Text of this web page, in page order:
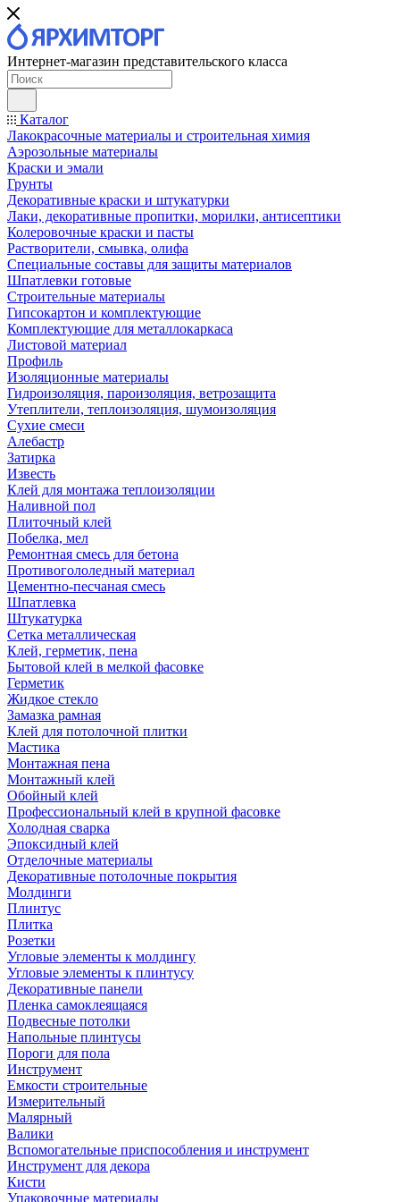
Интернет-магазин представительского класса
Каталог
Лакокрасочные материалы и строительная химия
Аэрозольные материалы
Краски и эмали
Грунты
Декоративные краски и штукатурки
Лаки, декоративные пропитки, морилки, антисептики
Колеровочные краски и пасты
Растворители, смывка, олифа
Специальные составы для защиты материалов
Шпатлевки готовые
Строительные материалы
Гипсокартон и комплектующие
Комплектующие для металлокаркаса
Листовой материал
Профиль
Изоляционные материалы
Гидроизоляция, пароизоляция, ветрозащита
Утеплители, теплоизоляция, шумоизоляция
Сухие смеси
Алебастр
Затирка
Известь
Клей для монтажа теплоизоляции
Наливной пол
Плиточный клей
Побелка, мел
Ремонтная смесь для бетона
Противогололедный материал
Цементно-песчаная смесь
Шпатлевка
Штукатурка
Сетка металлическая
Клей, герметик, пена
Бытовой клей в мелкой фасовке
Герметик
Жидкое стекло
Замазка рамная
Клей для потолочной плитки
Мастика
Монтажная пена
Монтажный клей
Обойный клей
Профессиональный клей в крупной фасовке
Холодная сварка
Эпоксидный клей
Отделочные материалы
Декоративные потолочные покрытия
Молдинги
Плинтус
Плитка
Розетки
Угловые элементы к молдингу
Угловые элементы к плинтусу
Декоративные панели
Пленка самоклеящаяся
Подвесные потолки
Напольные плинтусы
Пороги для пола
Инструмент
Емкости строительные
Измерительный
Малярный
Валики
Вспомогательные приспособления и инструмент
Инструмент для декора
Кисти
Упаковочные материалы